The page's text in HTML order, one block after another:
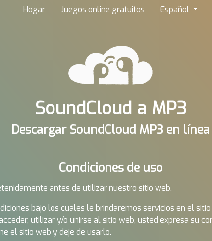
Hogar Juegos online gratuitos Español
SoundCloud a MP3
Descargar SoundCloud MP3 en línea
Condiciones de uso
antes de utilizar nuestro sitio web.
bajo los cuales le brindaremos servicios en el
utilizar y/o unirse al sitio web, usted expresa su
el sitio web y deje de usarlo.